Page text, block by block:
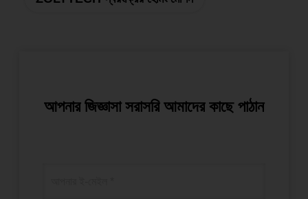
আপনার জিজ্ঞাসা সরাসরি আমাদের কাছে পাঠান